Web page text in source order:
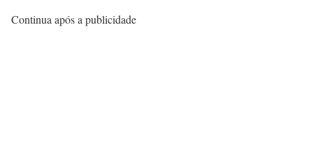
Continua após a publicidade